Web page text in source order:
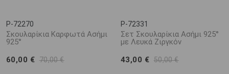
P-72270
Σκουλαρίκια Καρφωτά Ασήμι
925°
60,00 € 70,00 €
P-72331
Σετ Σκουλαρίκια Ασήμι 925°
με Λευκά Ζιργκόν
43,00 € 50,00 €